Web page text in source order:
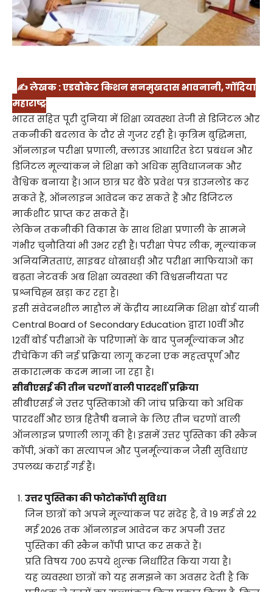
✍️ लेखक : एडवोकेट किशन सनमुखदास भावनानी, गोंदिया
महाराष्ट्र
भारत सहित पूरी दुनिया में शिक्षा व्यवस्था तेजी से डिजिटल और
तकनीकी बदलाव के दौर से गुजर रही है। कृत्रिम बुद्धिमत्ता,
ऑनलाइन परीक्षा प्रणाली, क्लाउड आधारित डेटा प्रबंधन और
डिजिटल मूल्यांकन ने शिक्षा को अधिक सुविधाजनक और
वैश्विक बनाया है। आज छात्र घर बैठे प्रवेश पत्र डाउनलोड कर
सकते हैं, ऑनलाइन आवेदन कर सकते हैं और डिजिटल
मार्कशीट प्राप्त कर सकते हैं।
लेकिन तकनीकी विकास के साथ शिक्षा प्रणाली के सामने
गंभीर चुनौतियां भी उभर रही हैं। परीक्षा पेपर लीक, मूल्यांकन
अनियमितताएं, साइबर धोखाधड़ी और परीक्षा माफियाओं का
बढ़ता नेटवर्क अब शिक्षा व्यवस्था की विश्वसनीयता पर
प्रश्नचिह्न खड़ा कर रहा है।
इसी संवेदनशील माहौल में केंद्रीय माध्यमिक शिक्षा बोर्ड यानी
Central Board of Secondary Education द्वारा 10वीं और
12वीं बोर्ड परीक्षाओं के परिणामों के बाद पुनर्मूल्यांकन और
रीचेकिंग की नई प्रक्रिया लागू करना एक महत्वपूर्ण और
सकारात्मक कदम माना जा रहा है।
सीबीएसई की तीन चरणों वाली पारदर्शी प्रक्रिया
सीबीएसई ने उत्तर पुस्तिकाओं की जांच प्रक्रिया को अधिक
पारदर्शी और छात्र हितैषी बनाने के लिए तीन चरणों वाली
ऑनलाइन प्रणाली लागू की है। इसमें उत्तर पुस्तिका की स्कैन
कॉपी, अंकों का सत्यापन और पुनर्मूल्यांकन जैसी सुविधाएं
उपलब्ध कराई गई हैं।
उत्तर पुस्तिका की फोटोकॉपी सुविधा
जिन छात्रों को अपने मूल्यांकन पर संदेह है, वे 19 मई से 22
मई 2026 तक ऑनलाइन आवेदन कर अपनी उत्तर
पुस्तिका की स्कैन कॉपी प्राप्त कर सकते हैं।
प्रति विषय 700 रुपये शुल्क निर्धारित किया गया है।
यह व्यवस्था छात्रों को यह समझने का अवसर देती है कि